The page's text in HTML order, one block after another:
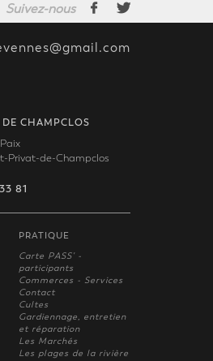
Suivez-nous
DE CHAMPCLOS
Privat-de-Champclos
81
PRATIQUE
Carte PASS' -
participants
Commerces - Services
Contact
Cultes
Gardiennage, entretien
et réparation
Les Marchés
Les plages de la rivière